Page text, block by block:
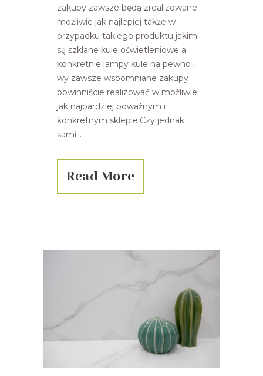
zakupy zawsze będą zrealizowane
możliwie jak najlepiej także w
przypadku takiego produktu jakim
są szklane kule oświetleniowe a
konkretnie lampy kule na pewno i
wy zawsze wspomniane zakupy
powinniście realizować w możliwie
jak najbardziej poważnym i
konkretnym sklepie.Czy jednak
sami...
Read More